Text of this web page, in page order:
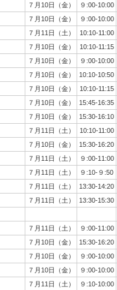
７月10日（金） ９:00-10:00
７月10日（金） ９:00-10:00
７月11日（土） 10:10-11:00
７月10日（金） 10:10-11:15
７月10日（金） ９:00-10:00
７月10日（金） 10:10-10:50
７月10日（金） 10:10-11:15
７月10日（金） 15:45-16:35
７月10日（金） 15:30-16:10
７月11日（土） 10:10-11:00
７月10日（金） 15:30-16:20
７月11日（土） ９:00-11:00
７月11日（土） ９:10-９:50
７月11日（土） 13:30-14:20
７月11日（土） 13:30-15:30
７月11日（土） ９:00-11:00
７月10日（金） 15:30-16:20
７月10日（金） ９:00-10:00
７月10日（金） ９:00-10:00
７月11日（土） ９:10-10:00